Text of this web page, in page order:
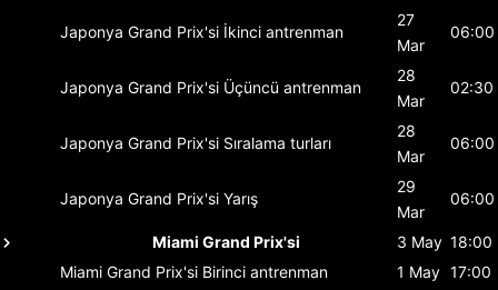
Japonya Grand Prix'si İkinci antrenman
27
Mar
06:00
Japonya Grand Prix'si Üçüncü antrenman
28
Mar
02:30
Japonya Grand Prix'si Sıralama turları
28
Mar
06:00
Japonya Grand Prix'si Yarış
29
Mar
06:00
Miami Grand Prix'si 3 May 18:00
Miami Grand Prix'si Birinci antrenman 1 May 17:00